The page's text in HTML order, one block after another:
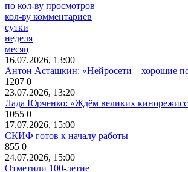
по кол-ву просмотров
кол-ву комментариев
сутки
неделя
месяц
16.07.2026, 13:00
Антон Асташкин: «Нейросети – хорошие
1207 0
23.07.2026, 13:20
Лада Юрченко: «Ждём великих
1055 0
17.07.2026, 15:00
СКИФ готов к началу работы
855 0
24.07.2026, 15:00
Отметили 100-летие